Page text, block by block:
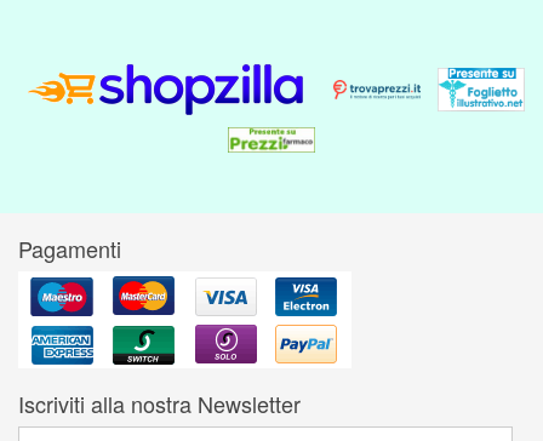
Pagamenti
Iscriviti alla nostra Newsletter